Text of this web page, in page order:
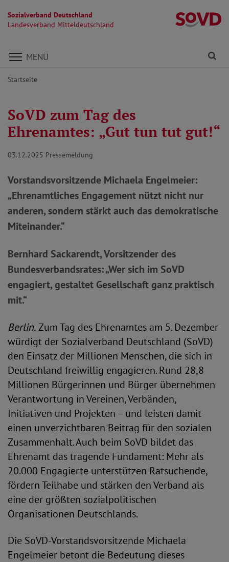
Sozialverband Deutschland
Landesverband Mitteldeutschland
Direkt zu den Inhalten springen
MENÜ
Startseite
SoVD zum Tag des
Ehrenamtes: „Gut tun tut gut!“
03.12.2025 Pressemeldung
Vorstandsvorsitzende Michaela Engelmeier:
„Ehrenamtliches Engagement nützt nicht nur
anderen, sondern stärkt auch das demokratische
Miteinander.“
Bernhard Sackarendt, Vorsitzender des
Bundesverbandsrates: „Wer sich im SoVD
engagiert, gestaltet Gesellschaft ganz praktisch
mit.“
Berlin.Zum Tag des Ehrenamtes am 5. Dezember
würdigt der Sozialverband Deutschland (SoVD)
den Einsatz der Millionen Menschen, die sich in
Deutschland freiwillig engagieren. Rund 28,8
Millionen Bürgerinnen und Bürger übernehmen
Verantwortung in Vereinen, Verbänden,
Initiativen und Projekten – und leisten damit
einen unverzichtbaren Beitrag für den sozialen
Zusammenhalt. Auch beim SoVD bildet das
Ehrenamt das tragende Fundament: Mehr als
20.000 Engagierte unterstützen Ratsuchende,
fördern Teilhabe und stärken den Verband als
eine der größten sozialpolitischen
Organisationen Deutschlands.
Die SoVD-Vorstandsvorsitzende Michaela
Engelmeier betont die Bedeutung dieses